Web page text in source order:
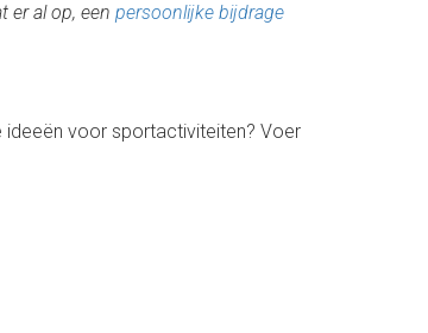
er al op, een persoonlijke bijdrage
ideeën voor sportactiviteiten? Voer